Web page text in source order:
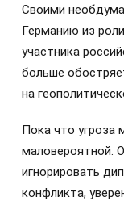
Своими
Германию из
участника
больше
на
Пока что угроза
маловероятной.
игнорировать
конфликта,